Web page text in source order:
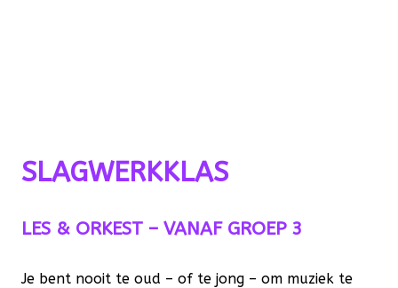
SLAGWERKKLAS
LES & ORKEST – VANAF GROEP 3
Je bent nooit te oud – of te jong – om muziek te